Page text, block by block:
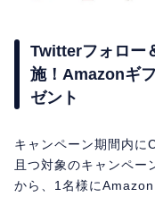
Twitterフォロー
施！Amazonギ
ゼント
キャンペーン期間内
且つ対象のキャンペー
から、1名様に